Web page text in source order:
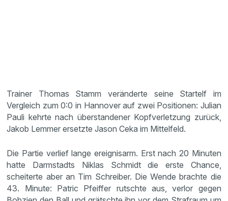
Trainer Thomas Stamm veränderte seine Startelf im
Vergleich zum 0:0 in Hannover auf zwei Positionen: Julian
Pauli kehrte nach überstandener Kopfverletzung zurück,
Jakob Lemmer ersetzte Jason Ceka im Mittelfeld.
Die Partie verlief lange ereignisarm. Erst nach 20 Minuten
hatte Darmstadts Niklas Schmidt die erste Chance,
scheiterte aber an Tim Schreiber. Die Wende brachte die
43. Minute: Patric Pfeiffer rutschte aus, verlor gegen